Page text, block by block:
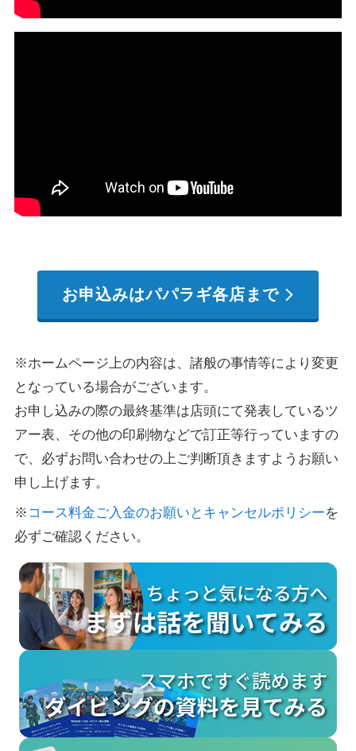
お申込みはパパラギ各店まで
※ホームページ上の内容は、諸般の事情等により変更
となっている場合がございます。
お申し込みの際の最終基準は店頭にて発表しているツ
アー表、その他の印刷物などで訂正等行っていますの
で、必ずお問い合わせの上ご判断頂きますようお願い
申し上げます。
※ コース料金ご入金のお願いとキャンセルポリシーを
必ずご確認ください。